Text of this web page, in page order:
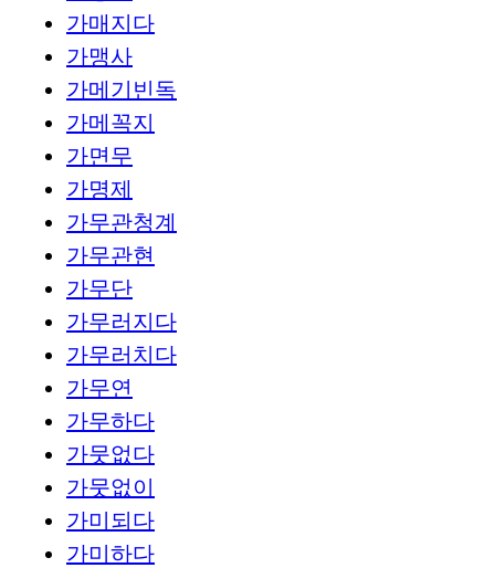
가매지다
가맹사
가메기빈독
가메꼭지
가면무
가명제
가무관청계
가무관현
가무단
가무러지다
가무러치다
가무연
가무하다
가뭇없다
가뭇없이
가미되다
가미하다